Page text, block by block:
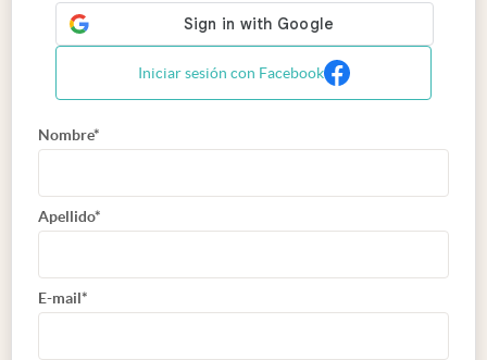
Iniciar sesión con Facebook
Nombre*
Apellido*
E-mail*